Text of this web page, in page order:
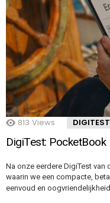
813 Views
DigiTest:
Na onze eerdere DigiTest van
waarin we een compacte,
eenvoud en